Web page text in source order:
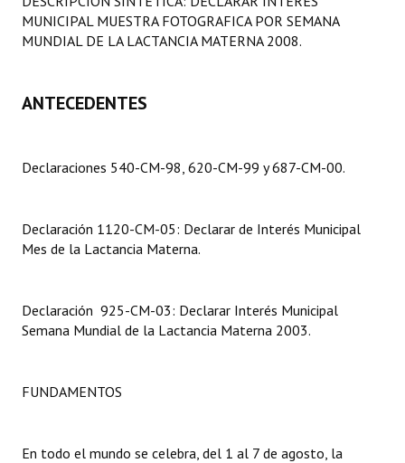
Programas
Constitución Nacional
Carta Orgánica 2007
Digesto
DOCUMENTOS
MUNICIPAL MUESTRA FOTOGRAFICA POR SEMANA
MUNDIAL DE LA LACTANCIA MATERNA 2008.
ANTECEDENTES
Declaraciones 540-CM-98, 620-CM-99 y 687-CM-00.
Declaración 1120-CM-05: Declarar de Interés Municipal
Mes de la Lactancia Materna.
Declaración 925-CM-03: Declarar Interés Municipal
Semana Mundial de la Lactancia Materna 2003.
FUNDAMENTOS
En todo el mundo se celebra, del 1 al 7 de agosto, la